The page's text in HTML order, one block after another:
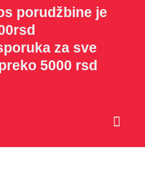
porudžbine je
za sve
5000 rsd
Cart